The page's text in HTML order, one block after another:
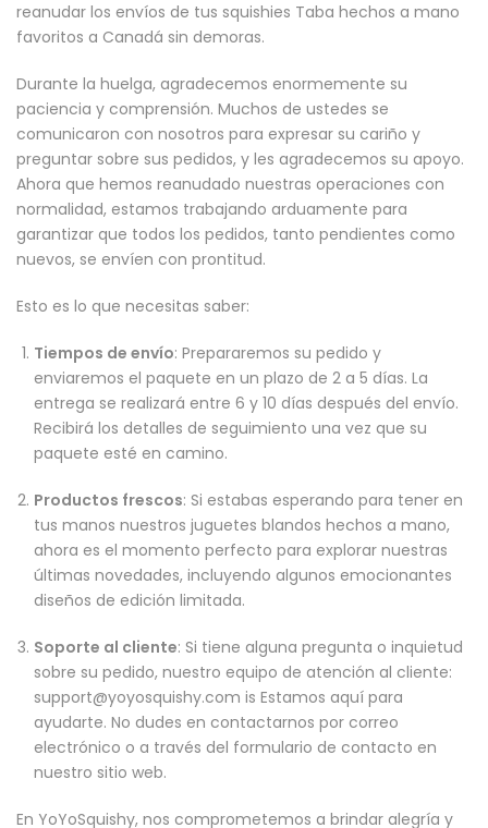
reanudar los envíos de tus squishies Taba hechos a mano
favoritos a Canadá sin demoras.
Durante la huelga, agradecemos enormemente su
paciencia y comprensión. Muchos de ustedes se
comunicaron con nosotros para expresar su cariño y
preguntar sobre sus pedidos, y les agradecemos su apoyo.
Ahora que hemos reanudado nuestras operaciones con
normalidad, estamos trabajando arduamente para
garantizar que todos los pedidos, tanto pendientes como
nuevos, se envíen con prontitud.
Esto es lo que necesitas saber:
Tiempos de envío: Prepararemos su pedido y
enviaremos el paquete en un plazo de 2 a 5 días. La
entrega se realizará entre 6 y 10 días después del envío.
Recibirá los detalles de seguimiento una vez que su
paquete esté en camino.
Productos frescos: Si estabas esperando para tener en
tus manos nuestros juguetes blandos hechos a mano,
ahora es el momento perfecto para explorar nuestras
últimas novedades, incluyendo algunos emocionantes
diseños de edición limitada.
Soporte al cliente: Si tiene alguna pregunta o inquietud
sobre su pedido, nuestro equipo de atención al cliente:
support@yoyosquishy.com is Estamos aquí para
ayudarte. No dudes en contactarnos por correo
electrónico o a través del formulario de contacto en
nuestro sitio web.
En YoYoSquishy, ​​nos comprometemos a brindar alegría y